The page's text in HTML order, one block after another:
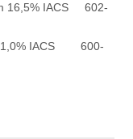
16,5% IACS 602-
1,0% IACS 600-